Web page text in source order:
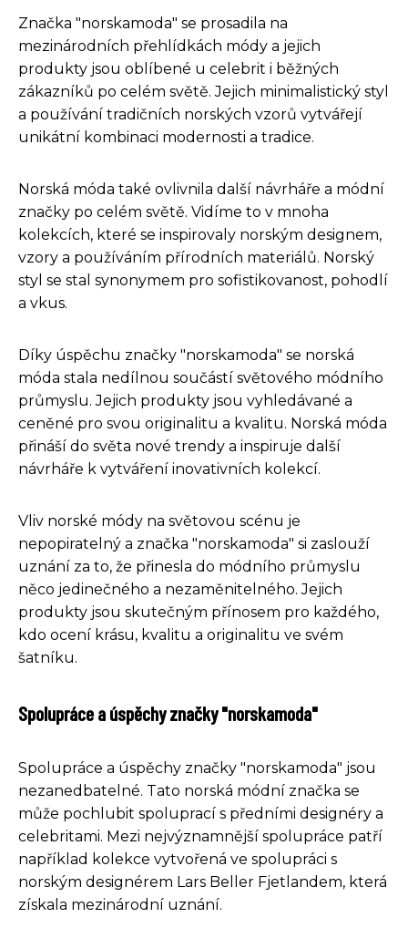
Značka "norskamoda" se prosadila na
mezinárodních přehlídkách módy a jejich
produkty jsou oblíbené u celebrit i běžných
zákazníků po celém světě. Jejich minimalistický styl
a používání tradičních norských vzorů vytvářejí
unikátní kombinaci modernosti a tradice.
Norská móda také ovlivnila další návrháře a módní
značky po celém světě. Vidíme to v mnoha
kolekcích, které se inspirovaly norským designem,
vzory a používáním přírodních materiálů. Norský
styl se stal synonymem pro sofistikovanost, pohodlí
a vkus.
Díky úspěchu značky "norskamoda" se norská
móda stala nedílnou součástí světového módního
průmyslu. Jejich produkty jsou vyhledávané a
ceněné pro svou originalitu a kvalitu. Norská móda
přináší do světa nové trendy a inspiruje další
návrháře k vytváření inovativních kolekcí.
Vliv norské módy na světovou scénu je
nepopiratelný a značka "norskamoda" si zaslouží
uznání za to, že přinesla do módního průmyslu
něco jedinečného a nezaměnitelného. Jejich
produkty jsou skutečným přínosem pro každého,
kdo ocení krásu, kvalitu a originalitu ve svém
šatníku.
Spolupráce a úspěchy značky "norskamoda"
Spolupráce a úspěchy značky "norskamoda" jsou
nezanedbatelné. Tato norská módní značka se
může pochlubit spoluprací s předními designéry a
celebritami. Mezi nejvýznamnější spolupráce patří
například kolekce vytvořená ve spolupráci s
norským designérem Lars Beller Fjetlandem, která
získala mezinárodní uznání.